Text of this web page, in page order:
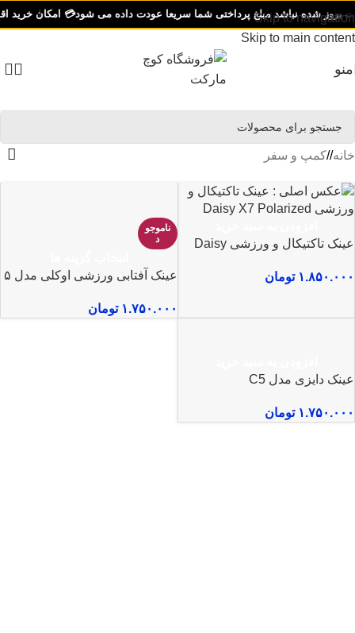
Skip to navigation
Skip to main content
شده نباشد مبلغ پرداختی شما سریعا عودت داده می شود💳 امکان خرید
منو
خانه/ کمپ و سفر
عینک تاکتیکال و ورزشی Daisy
۱.۸۵۰.۰۰۰ تومان
ناموجو
د
عینک آفتابی ورزشی اوکلی مدل ۵
۱.۷۵۰.۰۰۰ تومان
عینک دایزی مدل C5
۱.۷۵۰.۰۰۰ تومان